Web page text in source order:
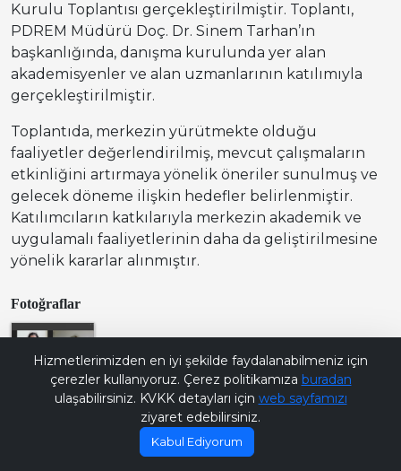
Kurulu Toplantısı gerçekleştirilmiştir. Toplantı,
PDREM Müdürü Doç. Dr. Sinem Tarhan’ın
başkanlığında, danışma kurulunda yer alan
akademisyenler ve alan uzmanlarının katılımıyla
gerçekleştirilmiştir.
Toplantıda, merkezin yürütmekte olduğu
faaliyetler değerlendirilmiş, mevcut çalışmaların
etkinliğini artırmaya yönelik öneriler sunulmuş ve
gelecek döneme ilişkin hedefler belirlenmiştir.
Katılımcıların katkılarıyla merkezin akademik ve
uygulamalı faaliyetlerinin daha da geliştirilmesine
yönelik kararlar alınmıştır.
Fotoğraflar
Hizmetlerimizden en iyi şekilde faydalanabilmeniz için
çerezler kullanıyoruz. Çerez politikamıza buradan
ulaşabilirsiniz. KVKK detayları için web sayfamızı
ziyaret edebilirsiniz.
Kabul Ediyorum
Bana Soru Sor | Ask Me